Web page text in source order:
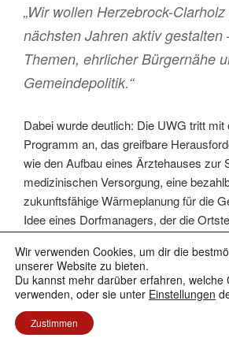
„Wir wollen Herzebrock-
nächsten Jahren aktiv gestalten
Themen, ehrlicher Bürgernähe
Gemeindepolitik.“
Dabei wurde deutlich: Die UWG tritt mit
Programm an, das greifbare
wie den Aufbau eines Ärztehauses zur
medizinischen Versorgung, eine
zukunftsfähige Wärmeplanung für die
Idee eines Dorfmanagers, der die
Besonders wichtig ist der UWG die
Bürgerinnen und Bürger:
transparenter, nachvollziehbarer und
getroffen werden.
Wir verwenden Cookies, um dir die
unserer Website zu bieten.
Du kannst mehr darüber erfahren, welche
verwenden, oder sie unter Einstellungen
Zustimmen